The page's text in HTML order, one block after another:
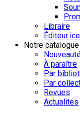
Libraire
Notre catalogue
À paraître
Par
Par
Revues
Actualités